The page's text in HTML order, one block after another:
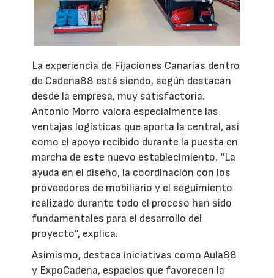
La experiencia de Fijaciones Canarias dentro
de Cadena88 está siendo, según destacan
desde la empresa, muy satisfactoria.
Antonio Morro valora especialmente las
ventajas logísticas que aporta la central, así
como el apoyo recibido durante la puesta en
marcha de este nuevo establecimiento. “La
ayuda en el diseño, la coordinación con los
proveedores de mobiliario y el seguimiento
realizado durante todo el proceso han sido
fundamentales para el desarrollo del
proyecto”, explica.
Asimismo, destaca iniciativas como Aula88
y ExpoCadena, espacios que favorecen la